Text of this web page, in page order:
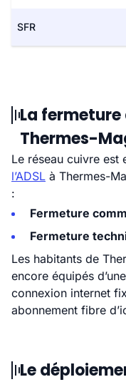
SFR
La fermeture
Thermes-
Le réseau cuivre est
l’ADSL à Thermes-
:
Fermeture
Fermeture
Les habitants de
encore équipés
connexion internet
abonnement fibre
Le